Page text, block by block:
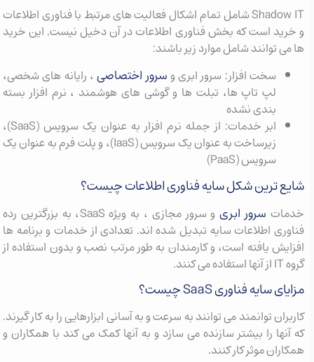
Shadow IT شامل تمام اشکال فعالیت های مرتبط با فناوری اطلاعات
و خرید است که بخش فناوری اطلاعات در آن دخیل نیست. این خرید
ها می توانند شامل موارد زیر باشند:
سخت افزار: سرور ابری وسرور اختصاصی، رایانه های شخصی،
لپ تاپ ها، تبلت ها و گوشی های هوشمند ، نرم افزار بسته
بندی نشده
ابر خدمات: از جمله نرم افزار به عنوان یک سرویس (SaaS)،
زیرساخت به عنوان یک سرویس (IaaS)، و پلت فرم به عنوان یک
سرویس (PaaS)
شایع ترین شکل سایه فناوری اطلاعات چیست؟
خدمات سرور ابری
و سرور مجازی ، به ویژه SaaS، به بزرگترین رده
فناوری اطلاعات سایه تبدیل شده اند. تعدادی از خدمات و برنامه ها
افزایش یافته است، و کارمندان به طور مرتب نصب و بدون استفاده از
گروه IT از آنها استفاده می کنند.
مزایای سایه فناوری SaaS چیست؟
کاربران توانمند می توانند به سرعت و به آسانی ابزارهایی را به کار گیرند.
که آنها را بیشتر سازنده می سازد و به آنها کمک می کند با همکاران و
همکاران موثر کار کنند.